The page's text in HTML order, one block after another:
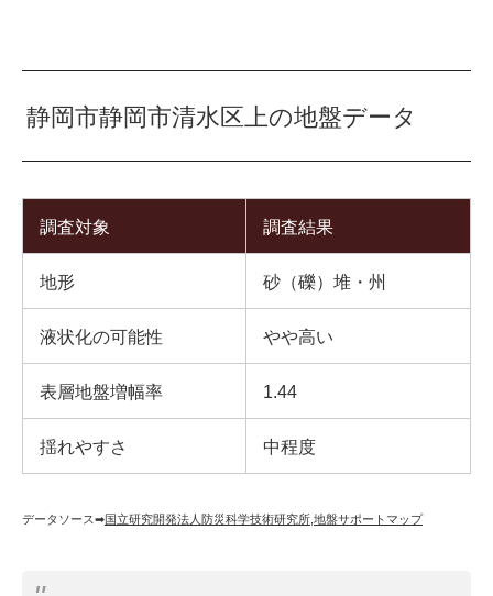
静岡市静岡市清水区上の地盤データ
調査対象 調査結果
地形 砂（礫）堆・州
液状化の可能性 やや高い
表層地盤増幅率 1.44
揺れやすさ 中程度
データソース➡︎国立研究開発法人防災科学技術研究所 地盤サポートマップ